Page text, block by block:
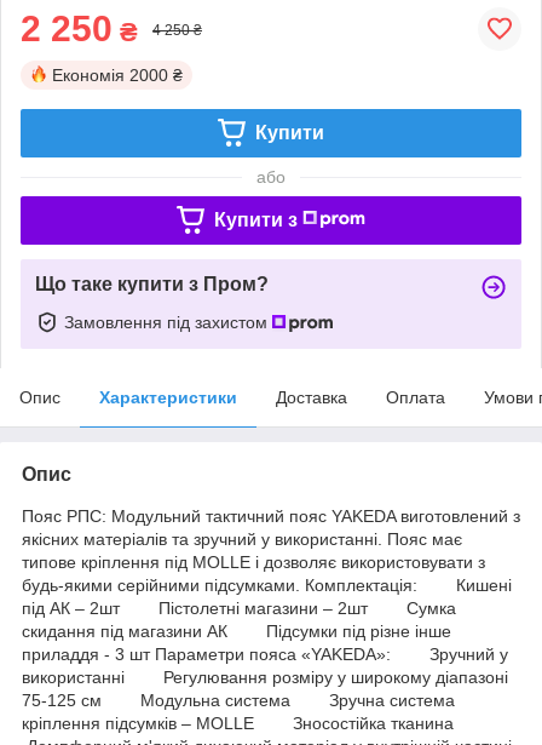
2 250 ₴ 4 250 ₴
Економія 2000 ₴
Купити
або
Купити з
Що таке купити з Пром?
Замовлення під захистом
Опис Характеристики Доставка Оплата Умови
Опис
Пояс РПС: Модульний тактичний пояс YAKEDA виготовлений з
якісних матеріалів та зручний у використанні. Пояс має
типове кріплення під MOLLE і дозволяє використовувати з
будь-якими серійними підсумками. Комплектація: Кишені
під АК – 2шт Пістолетні магазини – 2шт Сумка
скидання під магазини АК Підсумки під різне інше
приладдя - 3 шт Параметри пояса «YAKEDA»: Зручний у
використанні Регулювання розміру у широкому діапазоні
75-125 см Модульна система Зручна система
кріплення підсумків – MOLLE Зносостійка тканина